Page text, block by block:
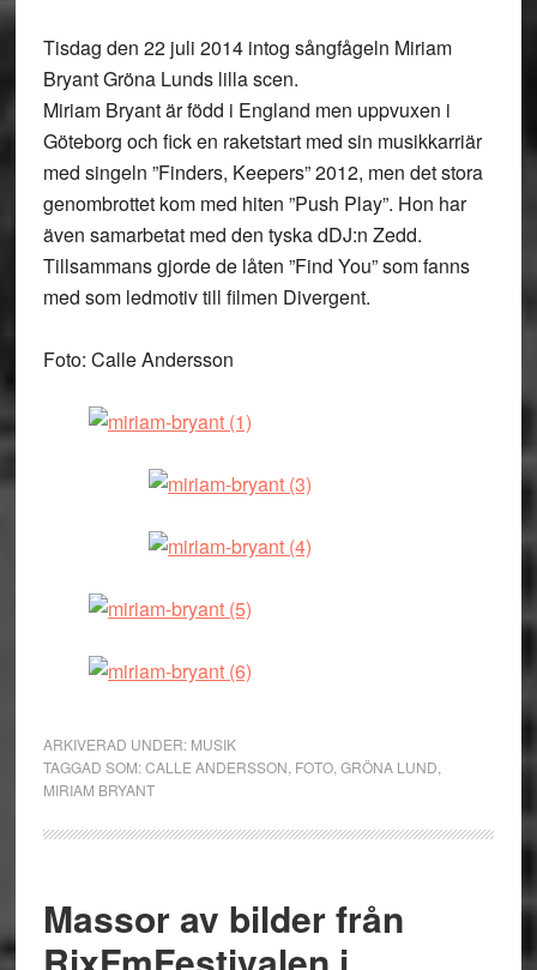
Tisdag den 22 juli 2014 intog sångfågeln Miriam
Bryant Gröna Lunds lilla scen.
Miriam Bryant är född i England men uppvuxen i
Göteborg och fick en raketstart med sin musikkarriär
med singeln ”Finders, Keepers” 2012, men det stora
genombrottet kom med hiten ”Push Play”. Hon har
även samarbetat med den tyska dDJ:n Zedd.
Tillsammans gjorde de låten ”Find You” som fanns
med som ledmotiv till filmen Divergent.
Foto: Calle Andersson
ARKIVERAD UNDER: MUSIK
TAGGAD SOM:CALLE ANDERSSON FOTO, GRÖNA LUND
MIRIAM BRYANT
Massor av bilder från